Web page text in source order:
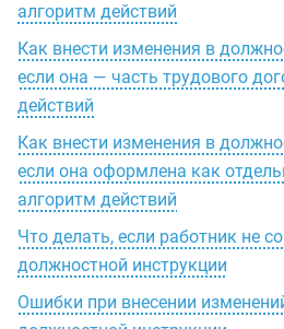
алгоритм действий
Как внести изменения в
если она — часть трудового
действий
Как внести изменения в
если она оформлена как
алгоритм действий
Что делать, если работник не
должностной инструкции
Ошибки при внесении